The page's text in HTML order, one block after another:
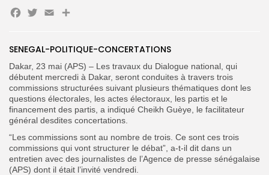
Search
Button
FR
SENEGAL-POLITIQUE-CONCERTATIONS
Dakar, 23 mai (APS) – Les travaux du Dialogue national, qui
débutent mercredi à Dakar, seront conduites à travers trois
commissions structurées suivant plusieurs thématiques dont les
questions électorales, les actes électoraux, les partis et le
financement des partis, a indiqué Cheikh Guèye, le facilitateur
général desdites concertations.
“Les commissions sont au nombre de trois. Ce sont ces trois
commissions qui vont structurer le débat”, a-t-il dit dans un
entretien avec des journalistes de l’Agence de presse sénégalaise
(APS) dont il était l’invité vendredi.
Facebook
Twitter
EmailPartager